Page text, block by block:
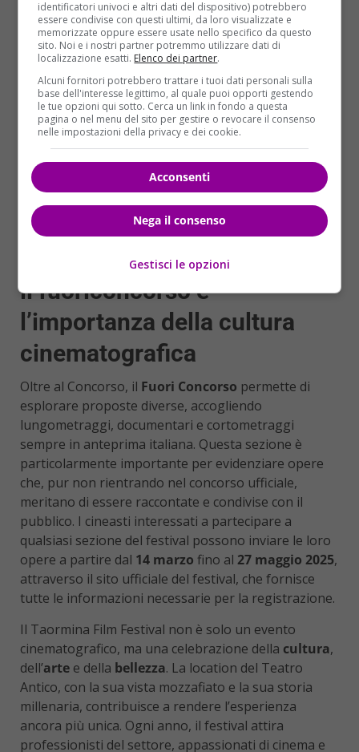
Premio per il miglior film
Premio per la migliore attrice
Premio per il migliore attore
Questi riconoscimenti non solo celebrano il talento
degli artisti, ma contribuiscono anche a dare slancio
il fuoriconcorso e
l’importanza della cultura
cinematografica
Oltre al Concorso, il Fuori Concorso permette di
esplorare proposte diverse, accogliendo
lungometraggi, documentari e cortometraggi
sempre in anteprima italiana. Questa sezione è
particolarmente importante per evidenziare opere
che, pur non rientrando nel concorso ufficiale,
meritano di essere raccontate e condivise con il
pubblico. I cineasti interessati a partecipare a
qualsiasi sezione del festival possono inviare le loro
opere a partire dal 14 marzo fino al 27 maggio 2025,
attraverso il sito ufficiale del festival, che fornisce
tutte le informazioni necessarie per la registrazione.
Il Taormina Film Festival non è solo un evento
cinematografico, ma una celebrazione della cultura,
dell’arte e della bellezza. La location del Teatro
Antico, con la sua vista mozzafiato e la sua storia
millenaria, contribuisce a rendere l’esperienza
ancora più unica. Ogni anno, il festival attira
professionisti del settore, appassionati di cinema e
identificatori univoci e altri dati del dispositivo) potrebbero
essere condivise con questi ultimi, da loro visualizzate e
memorizzate oppure essere usate nello specifico da questo
sito. Noi e i nostri partner potremmo utilizzare dati di
localizzazione esatti. Elenco dei partner.
Alcuni fornitori potrebbero trattare i tuoi dati personali sulla
base dell'interesse legittimo, al quale puoi opporti gestendo
le tue opzioni qui sotto. Cerca un link in fondo a questa
pagina o nel menu del sito per gestire o revocare il consenso
nelle impostazioni della privacy e dei cookie.
Acconsenti
Nega il consenso
Gestisci le opzioni